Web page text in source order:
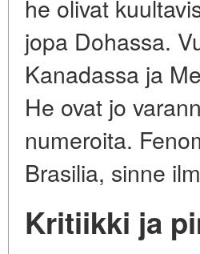
he olivat
jopa Dohassa.
Kanadassa ja
He ovat jo
numeroita.
Brasilia, sinne
Kritiikki ja